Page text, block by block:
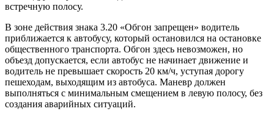
встречную полосу.
В зоне действия знака 3.20 «Обгон запрещен» водитель
приближается к автобусу, который остановился на остановке
общественного транспорта. Обгон здесь невозможен, но
объезд допускается, если автобус не начинает движение и
водитель не превышает скорость 20 км/ч, уступая дорогу
пешеходам, выходящим из автобуса. Маневр должен
выполняться с минимальным смещением в левую полосу, без
создания аварийных ситуаций.